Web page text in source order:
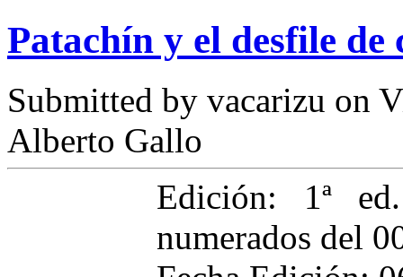
Patachín y el desfile de
Submitted by vacarizu on
Alberto Gallo
Edición: 1ª
numerados del